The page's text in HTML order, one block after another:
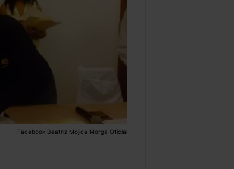
Facebook Beatriz Mojica Morga Oficial